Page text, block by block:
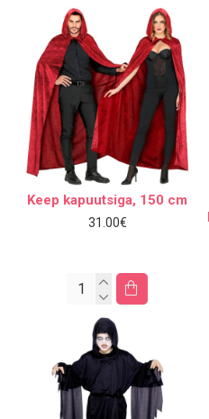
Keep kapuutsiga, 150 cm
31.00€